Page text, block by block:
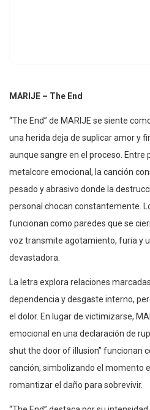
MARIJE – The End
“The End” de MARIJE se siente
una herida deja de suplicar amor y
aunque sangre en el proceso. Entre
metalcore emocional, la canción
pesado y abrasivo donde la
personal chocan constantemente.
funcionan como paredes que se
voz transmite agotamiento, furia y
devastadora.
La letra explora relaciones
dependencia y desgaste interno,
el dolor. En lugar de victimizarse,
emocional en una declaración de
shut the door of illusion” funcionan
canción, simbolizando el momento
romantizar el daño para sobrevivir.